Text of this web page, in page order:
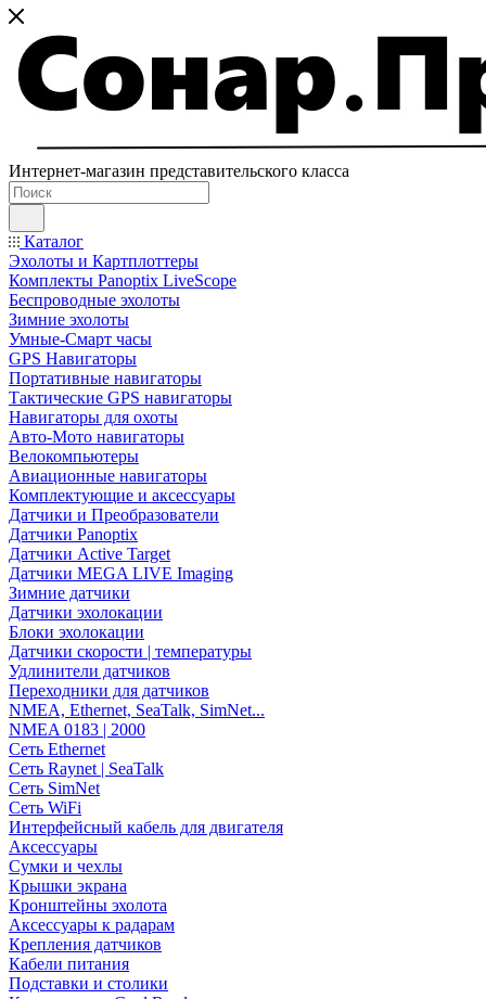
Интернет-магазин представительского класса
Каталог
Эхолоты и Картплоттеры
Комплекты Panoptix LiveScope
Беспроводные эхолоты
Зимние эхолоты
Умные-Смарт часы
GPS Навигаторы
Портативные навигаторы
Тактические GPS навигаторы
Навигаторы для охоты
Авто-Мото навигаторы
Велокомпьютеры
Авиационные навигаторы
Комплектующие и аксессуары
Датчики и Преобразователи
Датчики Panoptix
Датчики Active Target
Датчики MEGA LIVE Imaging
Зимние датчики
Датчики эхолокации
Блоки эхолокации
Датчики скорости | температуры
Удлинители датчиков
Переходники для датчиков
NMEA, Ethernet, SeaTalk, SimNet...
NMEA 0183 | 2000
Сеть Ethernet
Сеть Raynet | SeaTalk
Сеть SimNet
Сеть WiFi
Интерфейсный кабель для двигателя
Аксессуары
Сумки и чехлы
Крышки экрана
Кронштейны эхолота
Аксессуары к радарам
Крепления датчиков
Кабели питания
Подставки и столики